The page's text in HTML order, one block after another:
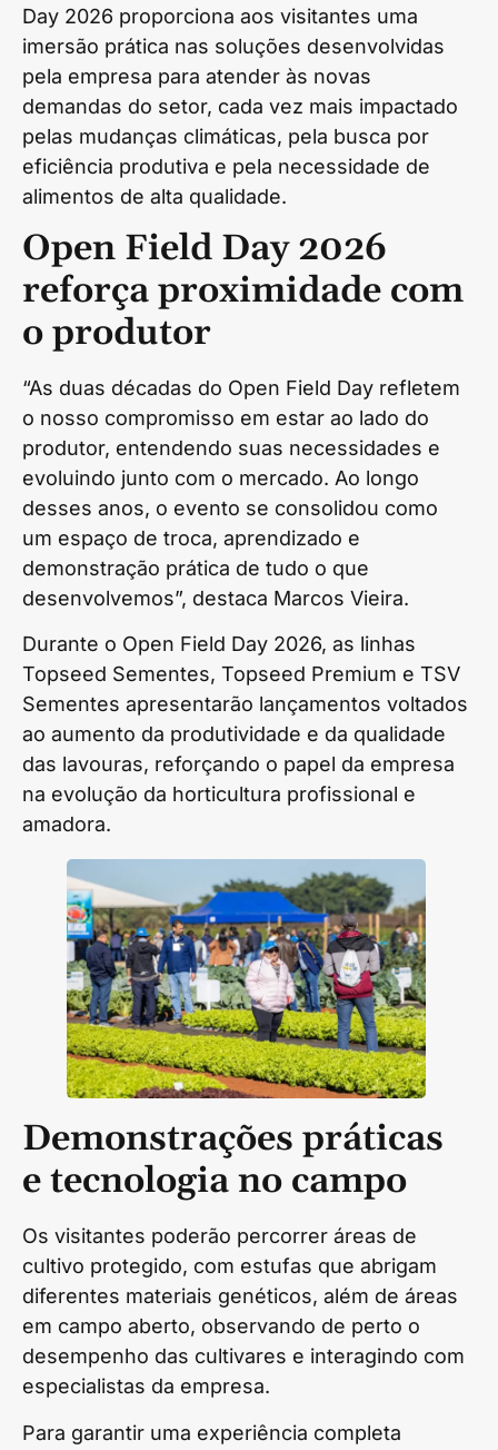
Day 2026 proporciona aos visitantes uma
imersão prática nas soluções desenvolvidas
pela empresa para atender às novas
demandas do setor, cada vez mais impactado
pelas mudanças climáticas, pela busca por
eficiência produtiva e pela necessidade de
alimentos de alta qualidade.
Open Field Day 2026
reforça proximidade com
o produtor
“As duas décadas do Open Field Day refletem
o nosso compromisso em estar ao lado do
produtor, entendendo suas necessidades e
evoluindo junto com o mercado. Ao longo
desses anos, o evento se consolidou como
um espaço de troca, aprendizado e
demonstração prática de tudo o que
desenvolvemos”, destaca Marcos Vieira.
Durante o Open Field Day 2026, as linhas
Topseed Sementes, Topseed Premium e TSV
Sementes apresentarão lançamentos voltados
ao aumento da produtividade e da qualidade
das lavouras, reforçando o papel da empresa
na evolução da horticultura profissional e
amadora.
Demonstrações práticas
e tecnologia no campo
Os visitantes poderão percorrer áreas de
cultivo protegido, com estufas que abrigam
diferentes materiais genéticos, além de áreas
em campo aberto, observando de perto o
desempenho das cultivares e interagindo com
especialistas da empresa.
Para garantir uma experiência completa